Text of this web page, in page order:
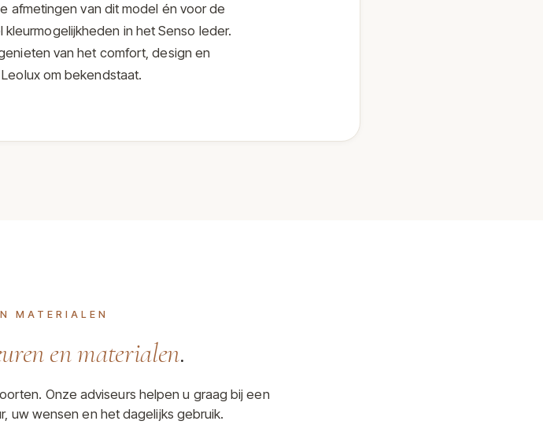
afmetingen van dit model én voor de
in het Senso leder.
van het comfort, design en
om bekendstaat.
MATERIALEN
en materialen.
Onze adviseurs helpen u graag bij een
uw wensen en het dagelijks gebruik.